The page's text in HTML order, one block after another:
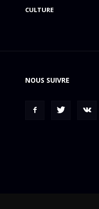
CULTURE
NOUS SUIVRE